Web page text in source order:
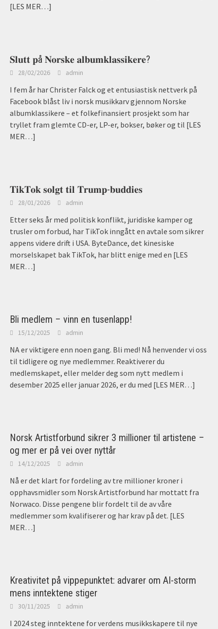
[LES MER…]
𝐒𝐥𝐮𝐭𝐭 𝐩å 𝐍𝐨𝐫𝐬𝐤𝐞 𝐚𝐥𝐛𝐮𝐦𝐤𝐥𝐚𝐬𝐬𝐢𝐤𝐞𝐫𝐞?
28/02/2026 admin
I fem år har Christer Falck og et entusiastisk nettverk på
Facebook blåst liv i norsk musikkarv gjennom Norske
albumklassikere – et folkefinansiert prosjekt som har
tryllet fram glemte CD-er, LP-er, bokser, bøker og til [LES
MER…]
𝐓𝐢𝐤𝐓𝐨𝐤 𝐬𝐨𝐥𝐠𝐭 𝐭𝐢𝐥 𝐓𝐫𝐮𝐦𝐩-𝐛𝐮𝐝𝐝𝐢𝐞𝐬
28/01/2026 admin
Etter seks år med politisk konflikt, juridiske kamper og
trusler om forbud, har TikTok inngått en avtale som sikrer
appens videre drift i USA. ByteDance, det kinesiske
morselskapet bak TikTok, har blitt enige med en [LES
MER…]
Bli medlem – vinn en tusenlapp!
15/12/2025 admin
NA er viktigere enn noen gang. Bli med! Nå henvender vi oss
til tidligere og nye medlemmer. Reaktiverer du
medlemskapet, eller melder deg som nytt medlem i
desember 2025 eller januar 2026, er du med [LES MER…]
Norsk Artistforbund sikrer 3 millioner til artistene –
og mer er på vei over nyttår
14/12/2025 admin
Nå er det klart for fordeling av tre millioner kroner i
opphavsmidler som Norsk Artistforbund har mottatt fra
Norwaco. Disse pengene blir fordelt til de av våre
medlemmer som kvalifiserer og har krav på det. [LES
MER…]
Kreativitet på vippepunktet: advarer om AI-storm
mens inntektene stiger
30/11/2025 admin
I 2024 steg inntektene for verdens musikkskapere til nye